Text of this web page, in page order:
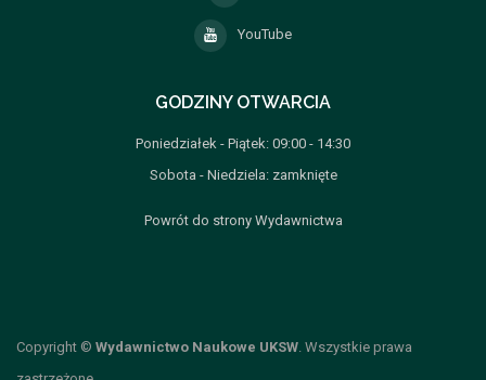
YouTube
GODZINY OTWARCIA
Poniedziałek - Piątek: 09:00 - 14:30
Sobota - Niedziela: zamknięte
Powrót do strony Wydawnictwa
Copyright © Wydawnictwo Naukowe UKSW . Wszystkie prawa